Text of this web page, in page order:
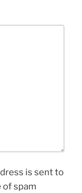
is sent to
of spam